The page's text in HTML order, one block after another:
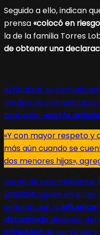
Seguido a ello, indican
prensa«colocó en
la de la familia Torres
de obtener una
Al finalizar su
medios de
profesión «con la
«Y con mayor respeto y
más aún cuando se
dos menores hijas»,
Luego de este incidente,
Lobatónsiguen en el ojo
señalan que lainfluencer
distanciadodespués del
infidelidadde parte del